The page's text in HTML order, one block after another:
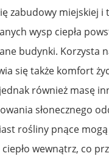
zabudowy miejskiej
wysp ciepła
budynki. Korzysta
się także komfort
również masę
słonecznego
rośliny pnące
wewnątrz, co